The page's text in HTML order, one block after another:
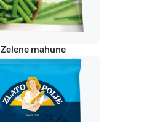
Zelene mahune